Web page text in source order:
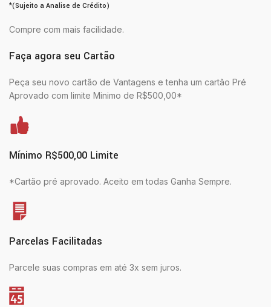
*(Sujeito a Analise de Crédito)
Compre com mais facilidade.
Faça agora seu Cartão
Peça seu novo cartão de Vantagens e tenha um cartão Pré
Aprovado com limite Minimo de R$500,00*
Mínimo R$500,00 Limite
*Cartão pré aprovado. Aceito em todas Ganha Sempre.
Parcelas Facilitadas
Parcele suas compras em até 3x sem juros.